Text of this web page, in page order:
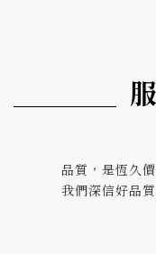
品質，是恆久
我們深信好品